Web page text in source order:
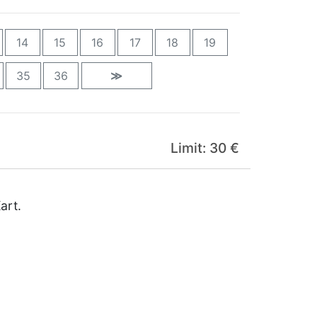
14 15 16 17 18 19
35 36 ≫
Limit: 30 €